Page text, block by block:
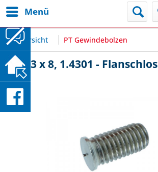
Menü
Übersicht PT Gewindebolzen
PT M3 x 8, 1.4301 - Flanschlos